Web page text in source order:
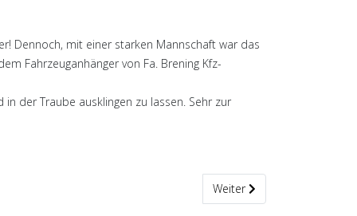
Dennoch, mit einer starken Mannschaft war das
Fahrzeuganhänger von Fa. Brening Kfz-
der Traube ausklingen zu lassen. Sehr zur
Nächster Beitrag: Renate
Weiter